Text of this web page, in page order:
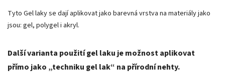
Tyto Gel laky se dají aplikovat jako barevná vrstva na materiály jako
jsou: gel, polygel i akryl.
Další varianta použití gel laku je možnost aplikovat
přímo jako „techniku gel lak“ na přírodní nehty.